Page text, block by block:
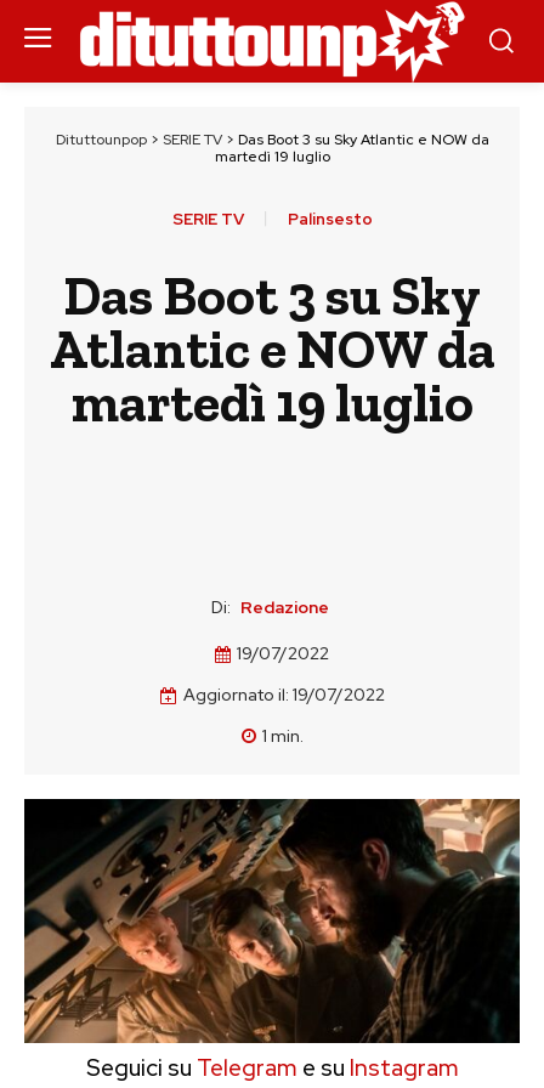
Dituttounpop> SERIE TV> Das Boot 3 su Sky Atlantic e NOW da
martedì 19 luglio
SERIE TV Palinsesto
Das Boot 3 su Sky
Atlantic e NOW da
martedì 19 luglio
Di: Redazione
19/07/2022
Aggiornato il: 19/07/2022
1 min.
Seguici su Telegram e su Instagram